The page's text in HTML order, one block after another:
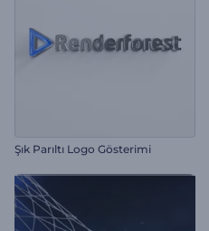
Şık Parıltı Logo Gösterimi